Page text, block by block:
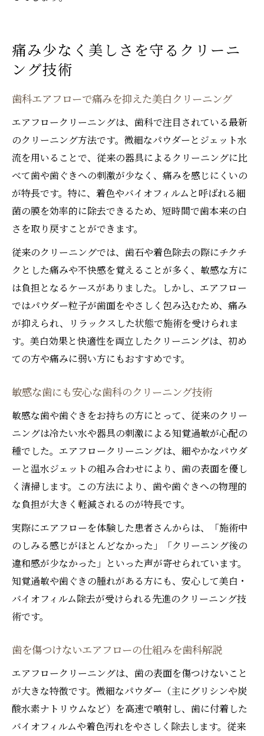
痛み少なく美しさを守るクリーニ
ング技術
歯科エアフローで痛みを抑えた美白クリーニング
エアフロークリーニングは、歯科で注目されている最新
のクリーニング方法です。微細なパウダーとジェット水
流を用いることで、従来の器具によるクリーニングに比
べて歯や歯ぐきへの刺激が少なく、痛みを感じにくいの
が特長です。特に、着色やバイオフィルムと呼ばれる細
菌の膜を効率的に除去できるため、短時間で歯本来の白
さを取り戻すことができます。
従来のクリーニングでは、歯石や着色除去の際にチクチ
クとした痛みや不快感を覚えることが多く、敏感な方に
は負担となるケースがありました。しかし、エアフロー
ではパウダー粒子が歯面をやさしく包み込むため、痛み
が抑えられ、リラックスした状態で施術を受けられま
す。美白効果と快適性を両立したクリーニングは、初め
ての方や痛みに弱い方にもおすすめです。
敏感な歯にも安心な歯科のクリーニング技術
敏感な歯や歯ぐきをお持ちの方にとって、従来のクリー
ニングは冷たい水や器具の刺激による知覚過敏が心配の
種でした。エアフロークリーニングは、細やかなパウダ
ーと温水ジェットの組み合わせにより、歯の表面を優し
く清掃します。この方法により、歯や歯ぐきへの物理的
な負担が大きく軽減されるのが特長です。
実際にエアフローを体験した患者さんからは、「施術中
のしみる感じがほとんどなかった」「クリーニング後の
違和感が少なかった」といった声が寄せられています。
知覚過敏や歯ぐきの腫れがある方にも、安心して美白・
バイオフィルム除去が受けられる先進のクリーニング技
術です。
歯を傷つけないエアフローの仕組みを歯科解説
エアフロークリーニングは、歯の表面を傷つけないこと
が大きな特徴です。微細なパウダー（主にグリシンや炭
酸水素ナトリウムなど）を高速で噴射し、歯に付着した
バイオフィルムや着色汚れをやさしく除去します。従来